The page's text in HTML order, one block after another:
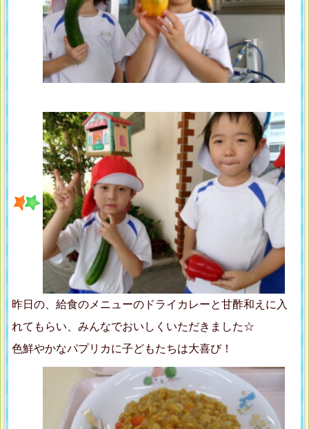
昨日の、給食のメニューのドライカレーと甘酢和えに入
れてもらい、みんなでおいしくいただきました☆
色鮮やかなパプリカに子どもたちは大喜び！